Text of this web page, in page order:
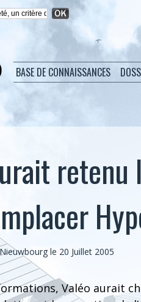
BASE DE CONNAISSANCES
le 20 Juillet 2005
Valéo aurait